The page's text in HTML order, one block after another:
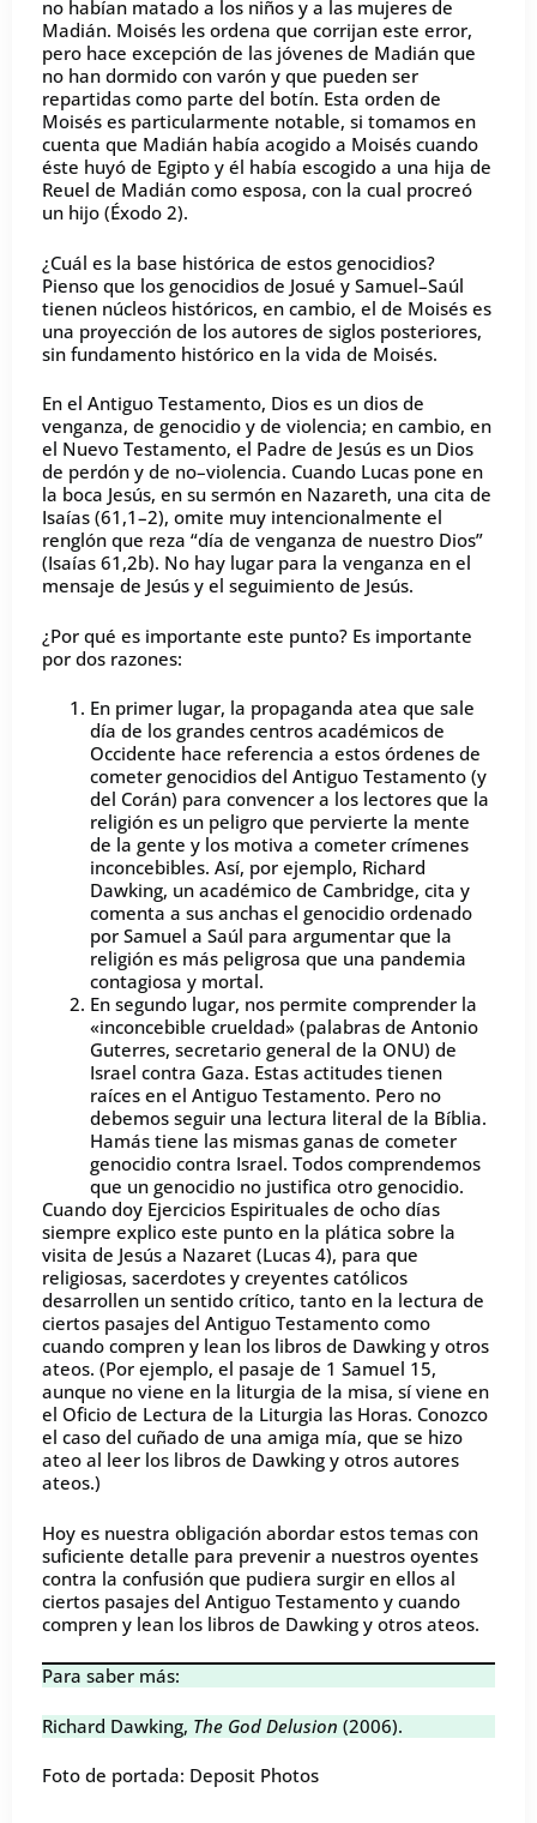
no habían matado a los niños y a las mujeres de
Madián. Moisés les ordena que corrijan este error,
pero hace excepción de las jóvenes de Madián que
no han dormido con varón y que pueden ser
repartidas como parte del botín. Esta orden de
Moisés es particularmente notable, si tomamos en
cuenta que Madián había acogido a Moisés cuando
éste huyó de Egipto y él había escogido a una hija de
Reuel de Madián como esposa, con la cual procreó
un hijo (Éxodo 2).
¿Cuál es la base histórica de estos genocidios?
Pienso que los genocidios de Josué y Samuel–Saúl
tienen núcleos históricos, en cambio, el de Moisés es
una proyección de los autores de siglos posteriores,
sin fundamento histórico en la vida de Moisés.
En el Antiguo Testamento, Dios es un dios de
venganza, de genocidio y de violencia; en cambio, en
el Nuevo Testamento, el Padre de Jesús es un Dios
de perdón y de no–violencia. Cuando Lucas pone en
la boca Jesús, en su sermón en Nazareth, una cita de
Isaías (61,1–2), omite muy intencionalmente el
renglón que reza “día de venganza de nuestro Dios”
(Isaías 61,2b). No hay lugar para la venganza en el
mensaje de Jesús y el seguimiento de Jesús.
¿Por qué es importante este punto? Es importante
por dos razones:
En primer lugar, la propaganda atea que sale
día de los grandes centros académicos de
Occidente hace referencia a estos órdenes de
cometer genocidios del Antiguo Testamento (y
del Corán) para convencer a los lectores que la
religión es un peligro que pervierte la mente
de la gente y los motiva a cometer crímenes
inconcebibles. Así, por ejemplo, Richard
Dawking, un académico de Cambridge, cita y
comenta a sus anchas el genocidio ordenado
por Samuel a Saúl para argumentar que la
religión es más peligrosa que una pandemia
contagiosa y mortal.
En segundo lugar, nos permite comprender la
«inconcebible crueldad» (palabras de Antonio
Guterres, secretario general de la ONU) de
Israel contra Gaza. Estas actitudes tienen
raíces en el Antiguo Testamento. Pero no
debemos seguir una lectura literal de la Bíblia.
Hamás tiene las mismas ganas de cometer
genocidio contra Israel. Todos comprendemos
que un genocidio no justifica otro genocidio.
Cuando doy Ejercicios Espirituales de ocho días
siempre explico este punto en la plática sobre la
visita de Jesús a Nazaret (Lucas 4), para que
religiosas, sacerdotes y creyentes católicos
desarrollen un sentido crítico, tanto en la lectura de
ciertos pasajes del Antiguo Testamento como
cuando compren y lean los libros de Dawking y otros
ateos. (Por ejemplo, el pasaje de 1 Samuel 15,
aunque no viene en la liturgia de la misa, sí viene en
el Oficio de Lectura de la Liturgia las Horas. Conozco
el caso del cuñado de una amiga mía, que se hizo
ateo al leer los libros de Dawking y otros autores
ateos.)
Hoy es nuestra obligación abordar estos temas con
suficiente detalle para prevenir a nuestros oyentes
contra la confusión que pudiera surgir en ellos al
ciertos pasajes del Antiguo Testamento y cuando
compren y lean los libros de Dawking y otros ateos.
Para saber más:
Richard Dawking, The God Delusion (2006).
Foto de portada: Deposit Photos